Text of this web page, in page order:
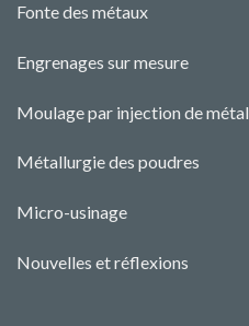
Fonte des métaux
Engrenages sur mesure
Moulage par injection de métal
Métallurgie des poudres
Micro-usinage
Nouvelles et réflexions